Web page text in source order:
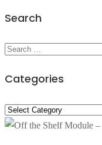
Search
Search
Categories
Categories